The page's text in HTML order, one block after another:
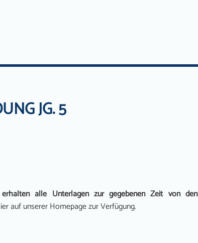
JG. 5
erhalten alle Unterlagen zur gegebenen Zeit von den
auf unserer Homepage zur Verfügung.